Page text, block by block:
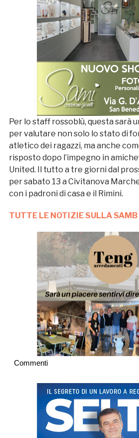
Per lo staff rossoblù, questa sarà
per valutare non solo lo stato di
atletico dei ragazzi, ma anche
risposto dopo l’impegno in
United. Il tutto a tre giorni dal
per sabato 13 a Civitanova
con i padroni di casa e il Rimini.
TUTTE LE NOTIZIE SULLA SAMB
Commenti